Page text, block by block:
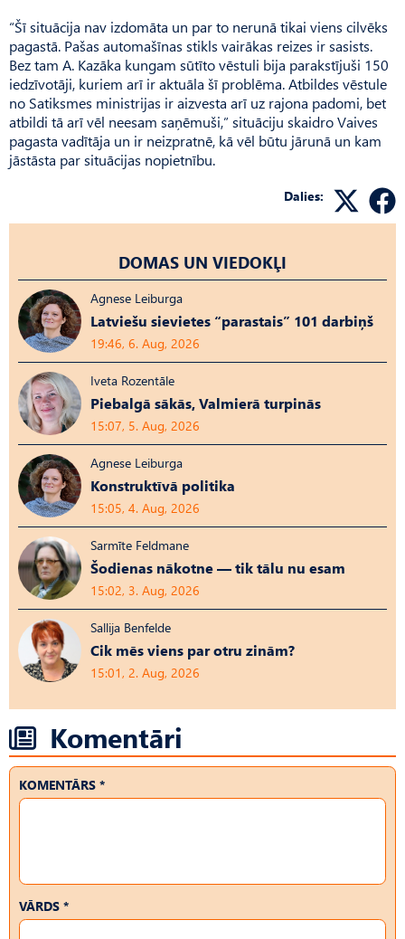
“Šī situācija nav izdomāta un par to nerunā tikai viens cilvēks
pagastā. Pašas automašīnas stikls vairākas reizes ir sasists.
Bez tam A. Kazāka kungam sūtīto vēstuli bija parakstījuši 150
iedzīvotāji, kuriem arī ir aktuāla šī problēma. Atbildes vēstule
no Satiksmes ministrijas ir aizvesta arī uz rajona padomi, bet
atbildi tā arī vēl neesam saņēmuši,” situāciju skaidro Vaives
pagasta vadītāja un ir neizpratnē, kā vēl būtu jārunā un kam
jāstāsta par situācijas nopietnību.
Dalies:
DOMAS UN VIEDOKĻI
Agnese Leiburga
Latviešu sievietes “parastais” 101 darbiņš
19:46, 6. Aug, 2026
Iveta Rozentāle
Piebalgā sākās, Valmierā turpinās
15:07, 5. Aug, 2026
Agnese Leiburga
Konstruktīvā politika
15:05, 4. Aug, 2026
Sarmīte Feldmane
Šodienas nākotne — tik tālu nu esam
15:02, 3. Aug, 2026
Sallija Benfelde
Cik mēs viens par otru zinām?
15:01, 2. Aug, 2026
Komentāri
KOMENTĀRS *
VĀRDS *